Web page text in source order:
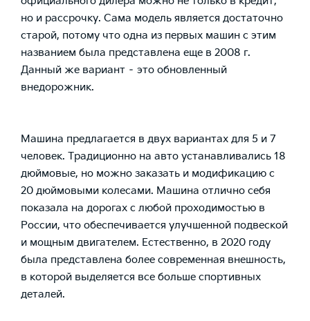
но и рассрочку. Сама модель является достаточно
старой, потому что одна из первых машин с этим
названием была представлена еще в 2008 г.
Данный же вариант – это обновленный
внедорожник.
Машина предлагается в двух вариантах для 5 и 7
человек. Традиционно на авто устанавливались 18
дюймовые, но можно заказать и модификацию с
20 дюймовыми колесами. Машина отлично себя
показала на дорогах с любой проходимостью в
России, что обеспечивается улучшенной подвеской
и мощным двигателем. Естественно, в 2020 году
была представлена более современная внешность,
в которой выделяется все больше спортивных
деталей.